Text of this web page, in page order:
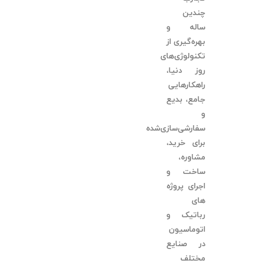
چندین
ساله و
بهره‌گیری از
تکنولوژی‌های
روز دنیا،
راهکارهایی
جامع، بدیع
و
سفارشی‌سازی‌شده
برای خرید،
مشاوره،
ساخت و
اجرای پروژه
های
رباتیک و
اتوماسیون
در صنایع
مختلف